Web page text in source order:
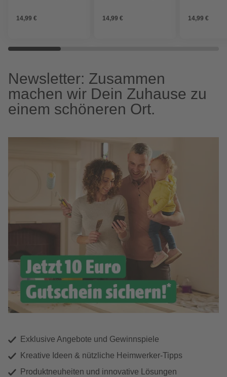
14,99 € 14,99 € 14,99 €
Newsletter: Zusammen
machen wir Dein Zuhause zu
einem schöneren Ort.
Exklusive Angebote und Gewinnspiele
Kreative Ideen & nützliche Heimwerker-Tipps
Produktneuheiten und innovative Lösungen